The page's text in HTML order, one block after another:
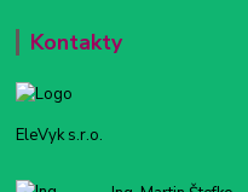
Kontakty
EleVyk s.r.o.